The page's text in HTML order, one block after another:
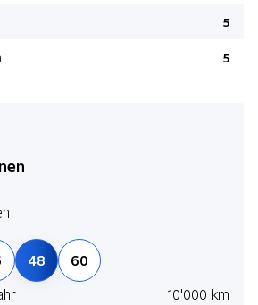
5
5
48
60
10'000 km